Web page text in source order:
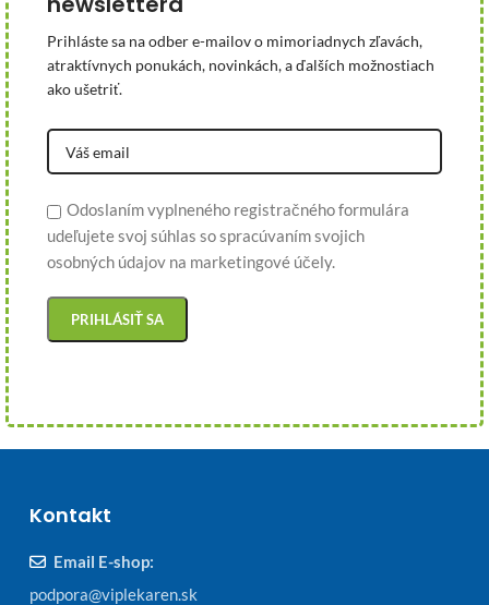
Prihláste sa na odber e-mailov o mimoriadnych zľavách,
atraktívnych ponukách, novinkách, a ďalších možnostiach
ako ušetriť.
Odoslaním vyplneného registračného formulára
udeľujete svoj súhlas so spracúvaním svojich
osobných údajov na marketingové účely.
Kontakt
Email E-shop:
podpora@viplekaren.sk